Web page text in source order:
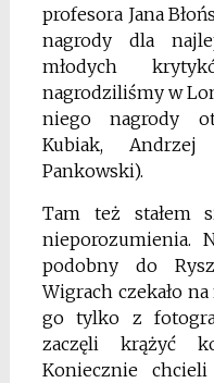
profesora Jana
nagrody dla
młodych
nagrodziliśmy w
niego nagrody
Kubiak,
Pankowski).
Tam też stałem
nieporozumienia.
podobny do
Wigrach czekało
go tylko z
zaczęli krążyć
Koniecznie